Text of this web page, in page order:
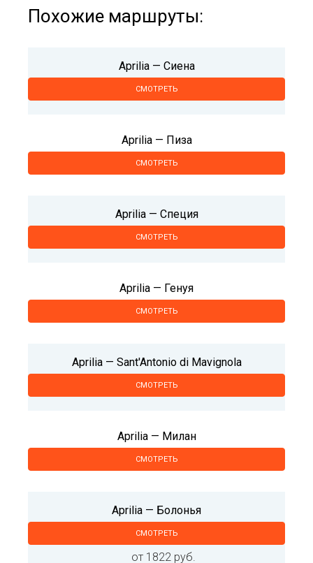
Похожие маршруты:
Aprilia — Сиена
СМОТРЕТЬ
Aprilia — Пиза
СМОТРЕТЬ
Aprilia — Специя
СМОТРЕТЬ
Aprilia — Генуя
СМОТРЕТЬ
Aprilia — Sant'Antonio di Mavignola
СМОТРЕТЬ
Aprilia — Милан
СМОТРЕТЬ
Aprilia — Болонья
СМОТРЕТЬ
от 1822 руб.